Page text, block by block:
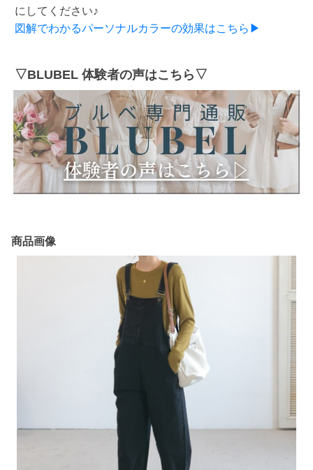
にしてください♪
図解でわかるパーソナルカラーの効果はこちら▶
▽BLUBEL 体験者の声はこちら▽
商品画像